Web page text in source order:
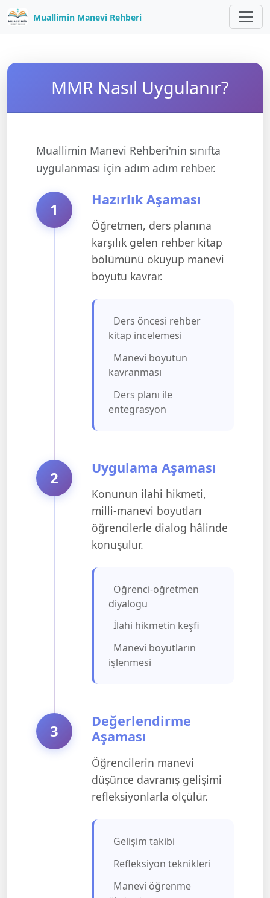
Muallimin Manevi Rehberi
MMR Nasıl Uygulanır?
Muallimin Manevi Rehberi'nin sınıfta
uygulanması için adım adım rehber.
1
Hazırlık Aşaması
Öğretmen, ders planına
karşılık gelen rehber kitap
bölümünü okuyup manevi
boyutu kavrar.
Ders öncesi rehber
kitap incelemesi
Manevi boyutun
kavranması
Ders planı ile
entegrasyon
2
Uygulama Aşaması
Konunun ilahi hikmeti,
milli-manevi boyutları
öğrencilerle dialog hâlinde
konuşulur.
Öğrenci-öğretmen
diyalogu
İlahi hikmetin keşfi
Manevi boyutların
işlenmesi
3
Değerlendirme
Aşaması
Öğrencilerin manevi
düşünce davranış gelişimi
refleksiyonlarla ölçülür.
Gelişim takibi
Refleksiyon teknikleri
Manevi öğrenme